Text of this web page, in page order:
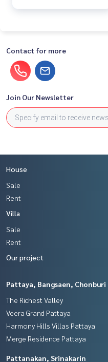
Contact for more
Join Our Newsletter
House
Sale
Rent
Villa
Sale
Rent
Our project
Pattaya, Bangsaen, Chonburi
The Richest Valley
Veera Grand Pattaya
Harmony Hills Villas Pattaya
Merge Residence Pattaya
Pattanakan, Srinakarin